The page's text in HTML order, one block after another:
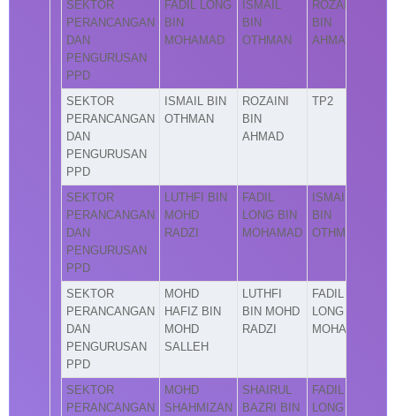
SEKTOR
PERANCANGAN
DAN
PENGURUSAN
PPD
FADIL LONG
BIN
MOHAMAD
ISMAIL
BIN
OTHMAN
ROZAINI
BIN
AHMAD
SEKTOR
PERANCANGAN
DAN
PENGURUSAN
PPD
ISMAIL BIN
OTHMAN
ROZAINI
BIN
AHMAD
TP2
SEKTOR
PERANCANGAN
DAN
PENGURUSAN
PPD
LUTHFI BIN
MOHD
RADZI
FADIL
LONG BIN
MOHAMAD
ISMAIL
BIN
OTHMAN
SEKTOR
PERANCANGAN
DAN
PENGURUSAN
PPD
MOHD
HAFIZ BIN
MOHD
SALLEH
LUTHFI
BIN MOHD
RADZI
FADIL
LONG BIN
MOHAMAD
SEKTOR
PERANCANGAN
MOHD
SHAHMIZAN
SHAIRUL
BAZRI BIN
FADIL
LONG BIN